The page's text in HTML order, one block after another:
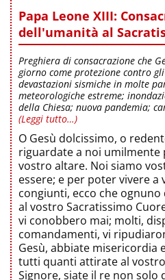
Papa Leone XIII:
dell'umanità al
Preghiera di consacrazione che
giorno come protezione contro
devastazioni sismiche in molte
meteorologiche estreme;
della Chiesa; nuova pandemia;
(Leggi tutto…)
O Gesù dolcissimo, o
riguardate a noi umilmente
vostro altare. Noi siamo
essere; e per poter vivere
congiunti, ecco che
al vostro Sacratissimo
vi conobbero mai; molti,
comandamenti, vi
Gesù, abbiate misericordia
tutti quanti attirate al
Signore, siate il re non solo